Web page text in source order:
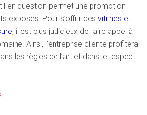
en question permet une promotion
exposés. Pour s’offrir des vitrines et
, il est plus judicieux de faire appel à
Ainsi, l’entreprise cliente profitera
les règles de l’art et dans le respect